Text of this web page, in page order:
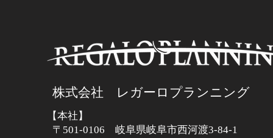
株式会社 レガーロプランニング
【本社】
〒501-0106 岐阜県岐阜市西河渡3-84-1